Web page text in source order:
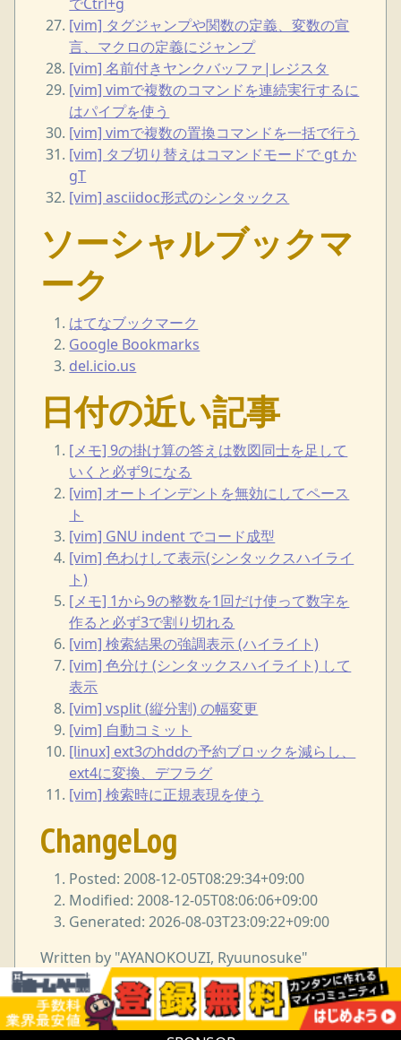
[vim] タグジャンプや関数の定義、変数の宣
言、マクロの定義にジャンプ
[vim] 名前付きヤンクバッファ|レジスタ
[vim] vimで複数のコマンドを連続実行するに
はパイプを使う
[vim] vimで複数の置換コマンドを一括で行う
[vim] タブ切り替えはコマンドモードで gt か
gT
[vim] asciidoc形式のシンタックス
ソーシャルブックマ
ーク
はてなブックマーク
Google Bookmarks
del.icio.us
日付の近い記事
[メモ] 9の掛け算の答えは数図同士を足して
いくと必ず9になる
[vim] オートインデントを無効にしてペース
ト
[vim] GNU indent でコード成型
[vim] 色わけして表示(シンタックスハイライ
ト)
[メモ] 1から9の整数を1回だけ使って数字を
作ると必ず3で割り切れる
[vim] 検索結果の強調表示 (ハイライト)
[vim] 色分け (シンタックスハイライト) して
表示
[vim] vsplit (縦分割) の幅変更
[vim] 自動コミット
[linux] ext3のhddの予約ブロックを減らし、
ext4に変換、デフラグ
[vim] 検索時に正規表現を使う
ChangeLog
Posted: 2008-12-05T08:29:34+09:00
Modified: 2008-12-05T08:06:06+09:00
Generated: 2026-08-03T23:09:22+09:00
Written by "AYANOKOUZI, Ryuunosuke"
<i38w7i3@yahoo.co.jp> under GNU Free
Documentation License.